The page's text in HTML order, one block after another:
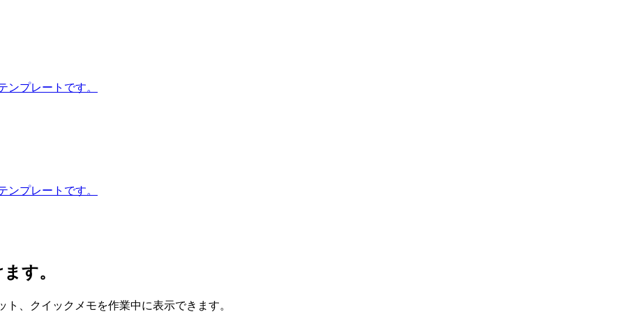
プレートです。
プレートです。
す。
、クイックメモを作業中に表示できます。